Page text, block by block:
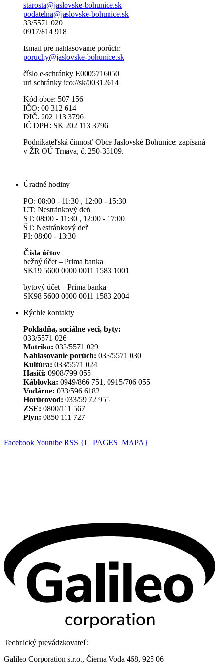
starosta@jaslovske-bohunice.sk
podatelna@jaslovske-bohunice.sk
33/5571 020
0917/814 918
Email pre nahlasovanie porúch:
poruchy@jaslovske-bohunice.sk
číslo e-schránky E0005716050
uri schránky ico://sk/00312614
Kód obce: 507 156
IČO: 00 312 614
DIČ: 202 113 3796
IČ DPH: SK 202 113 3796
Podnikateľská činnosť Obce Jaslovské Bohunice: zapísaná
v ŽR OÚ Trnava, č. 250-33109.
Úradné hodiny
PO: 08:00 - 11:30 , 12:00 - 15:30
UT: Nestránkový deň
ST: 08:00 - 11:30 , 12:00 - 17:00
ŠT: Nestránkový deň
PI: 08:00 - 13:30
Čísla účtov
bežný účet – Prima banka
SK19 5600 0000 0011 1583 1001
bytový účet – Prima banka
SK98 5600 0000 0011 1583 2004
Rýchle kontakty
Pokladňa, sociálne veci, byty:
033/5571 026
Matrika: 033/5571 029
Nahlasovanie porúch: 033/5571 030
Kultúra: 033/5571 024
Hasiči: 0908/799 055
Káblovka: 0949/866 751, 0915/706 055
Vodárne: 033/596 6182
Horúcovod: 033/59 72 955
ZSE: 0800/111 567
Plyn: 0850 111 727
Facebook Youtube RSS {L_PAGES_MAPA}
Technický prevádzkovateľ:
Galileo Corporation s.r.o., Čierna Voda 468, 925 06